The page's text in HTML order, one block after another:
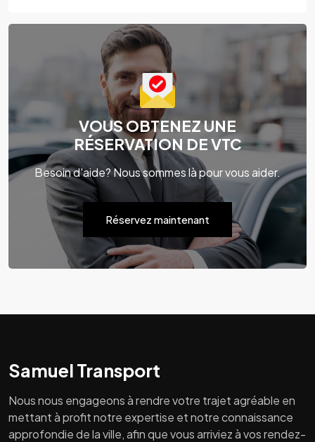
VOUS OBTENEZ UNE
RÉSERVATION DE VTC
Besoin d'aide? Nous sommes là pour vous aider.
Réservez maintenant
Samuel Transport
Nous nous engageons à rendre votre trajet agréable en
mettant à profit notre expertise et notre connaissance
approfondie de la ville, afin que vous arriviez à vos rendez-